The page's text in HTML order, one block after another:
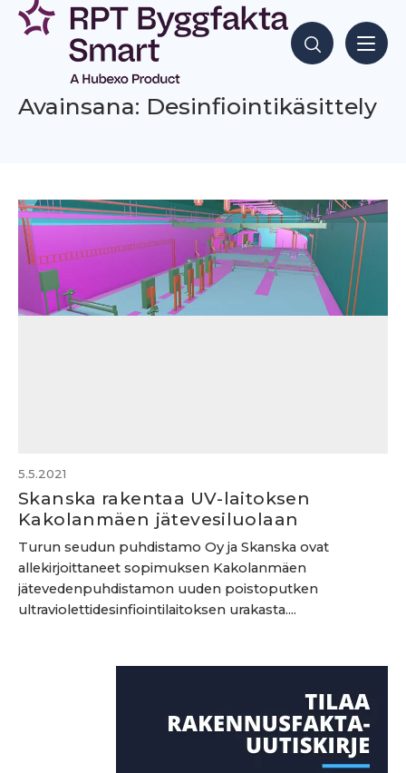
Siirry
sisältöön
Hae sisältöjä
Avainsana: Desinfiointikäsittely
5.5.2021
Skanska rakentaa UV-laitoksen
Kakolanmäen jätevesiluolaan
Turun seudun puhdistamo Oy ja Skanska ovat
allekirjoittaneet sopimuksen Kakolanmäen
jätevedenpuhdistamon uuden poistoputken
ultraviolettidesinfiointilaitoksen urakasta....